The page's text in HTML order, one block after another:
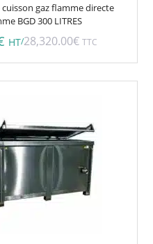
gaz flamme directe
BGD 300 LITRES
HT/28,320.00€ TTC